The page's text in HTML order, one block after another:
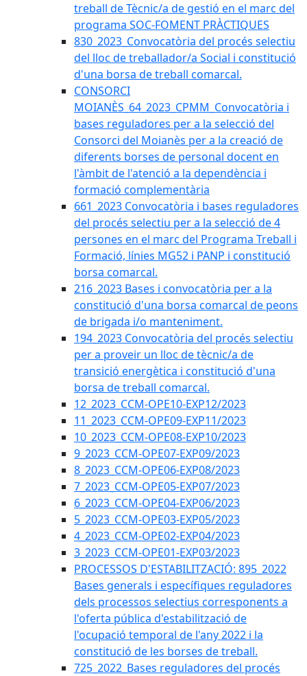
treball de Tècnic/a de gestió en el marc del
programa SOC-FOMENT PRÀCTIQUES
830_2023_Convocatòria del procés selectiu
del lloc de treballador/a Social i constitució
d'una borsa de treball comarcal.
CONSORCI
MOIANÈS_64_2023_CPMM_Convocatòria i
bases reguladores per a la selecció del
Consorci del Moianès per a la creació de
diferents borses de personal docent en
l'àmbit de l'atenció a la dependència i
formació complementària
661_2023 Convocatòria i bases reguladores
del procés selectiu per a la selecció de 4
persones en el marc del Programa Treball i
Formació, línies MG52 i PANP i constitució
borsa comarcal.
216_2023 Bases i convocatòria per a la
constitució d'una borsa comarcal de peons
de brigada i/o manteniment.
194_2023 Convocatòria del procés selectiu
per a proveir un lloc de tècnic/a de
transició energètica i constitució d'una
borsa de treball comarcal.
12_2023_CCM-OPE10-EXP12/2023
11_2023_CCM-OPE09-EXP11/2023
10_2023_CCM-OPE08-EXP10/2023
9_2023_CCM-OPE07-EXP09/2023
8_2023_CCM-OPE06-EXP08/2023
7_2023_CCM-OPE05-EXP07/2023
6_2023_CCM-OPE04-EXP06/2023
5_2023_CCM-OPE03-EXP05/2023
4_2023_CCM-OPE02-EXP04/2023
3_2023_CCM-OPE01-EXP03/2023
PROCESSOS D'ESTABILITZACIÓ: 895_2022
Bases generals i específiques reguladores
dels processos selectius corresponents a
l'oferta pública d'estabilització de
l'ocupació temporal de l'any 2022 i la
constitució de les borses de treball.
725_2022_Bases reguladores del procés